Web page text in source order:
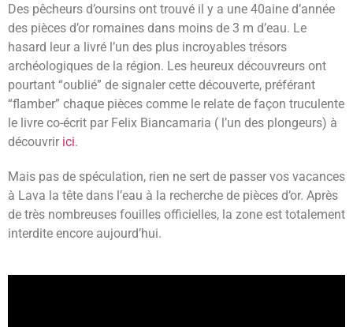
Des pêcheurs d’oursins ont trouvé il y a une 40aine d’année
des pièces d’or romaines dans moins de 3 m d’eau. Le
hasard leur a livré l’un des plus incroyables trésors
archéologiques de la région. Les heureux découvreurs ont
pourtant “oublié” de signaler cette découverte, préférant
“flamber” chaque pièces comme le relate de façon truculente
le livre co-écrit par Felix Biancamaria ( l’un des plongeurs) à
découvrir ici.
Mais pas de spéculation, rien ne sert de passer vos vacances
à Lava la tête dans l’eau à la recherche de pièces d’or. Après
de très nombreuses fouilles officielles, la zone est totalement
interdite encore aujourd’hui.